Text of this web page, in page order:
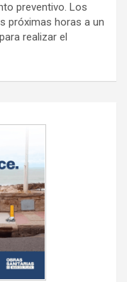
preventivo. Los
próximas horas a un
realizar el